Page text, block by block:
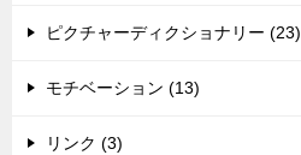
ピクチャーディクショナリー (23)
モチベーション (13)
リンク (3)